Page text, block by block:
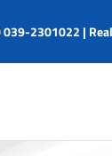
039-2301022 |